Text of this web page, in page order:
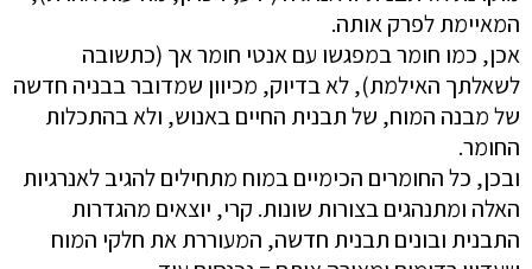
המאיימת לפרק אותה.
אכן, כמו חומר במפגשו עם אנטי חומר אך (כתשובה
לשאלתך האילמת), לא בדיוק, מכיוון שמדובר בבניה חדשה
של מבנה המוח, של תבנית החיים באנוש, ולא בהתכלות
החומר.
ובכן, כל החומרים הכימיים במוח מתחילים להגיב לאנרגיות
האלה ומתנהגים בצורות שונות. קרי, יוצאים מהגדרות
התבנית ובונים תבנית חדשה, המעוררת את חלקי המוח